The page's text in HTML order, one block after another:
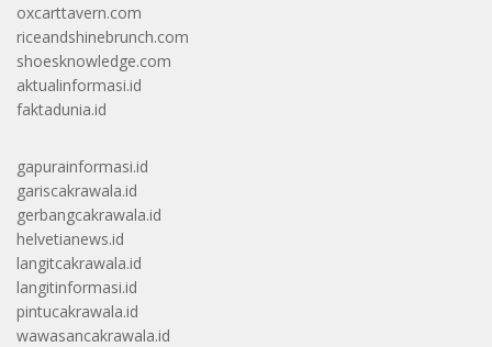
oxcarttavern.com
riceandshinebrunch.com
shoesknowledge.com
aktualinformasi.id
faktadunia.id
gapurainformasi.id
gariscakrawala.id
gerbangcakrawala.id
helvetianews.id
langitcakrawala.id
langitinformasi.id
pintucakrawala.id
wawasancakrawala.id